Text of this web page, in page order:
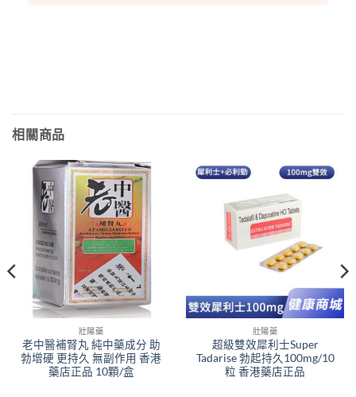
相關商品
壯陽藥
老中醫補腎丸 純中藥成分 助
勃增硬 更持久 無副作用 香港
藥店正品 10顆/盒
壯陽藥
超級雙效犀利士Super
Tadarise 勃起持久100mg/10
粒 香港藥店正品